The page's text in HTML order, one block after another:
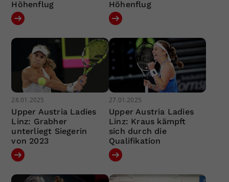
Höhenflug
Höhenflug
28.01.2025
Upper Austria Ladies
Linz: Grabher
unterliegt Siegerin
von 2023
27.01.2025
Upper Austria Ladies
Linz: Kraus kämpft
sich durch die
Qualifikation